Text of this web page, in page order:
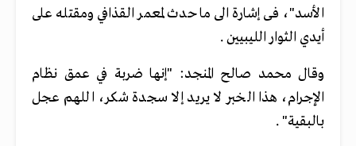
الأسد"، فى إشارة الى ما حدث لمعمر القذافي ومقتله على
أيدي الثوار الليبيين .
وقال محمد صالح المنجد: "إنها ضربة في عمق نظام
الإجرام، هذا الخبر لا يريد إلا سجدة شكر، اللهم عجل
بالبقية" .